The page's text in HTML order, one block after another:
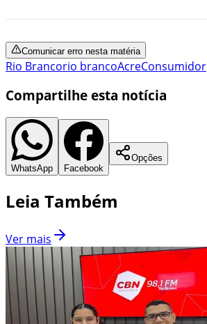
Comunicar erro nesta matéria
Rio Brancorio brancoAcreConsumidor
Compartilhe esta notícia
WhatsApp Facebook
Opções
Leia Também
Ver mais